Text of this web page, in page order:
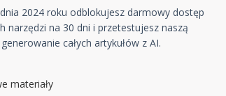
2024 roku odblokujesz darmowy dostęp
narzędzi na 30 dni i przetestujesz naszą
całych artykułów z AI.
materiały